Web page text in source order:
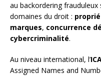
au backordering frauduleux
domaines du droit :
marques, concurrence
cybercriminalité.
Au niveau international, l’
Assigned Names and